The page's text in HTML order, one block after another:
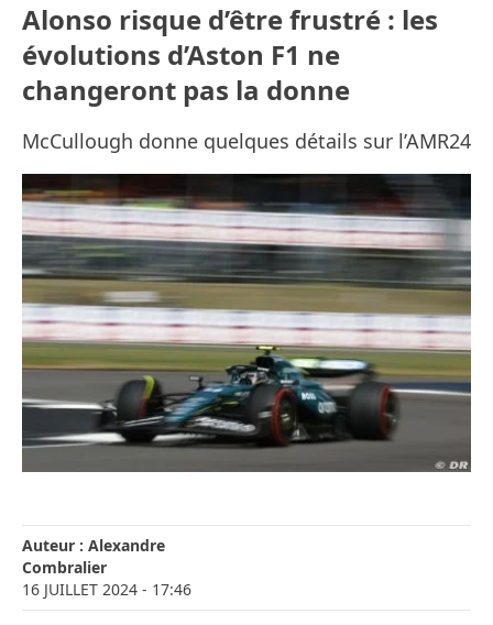
Alonso risque d’être frustré : les
évolutions d’Aston F1 ne
changeront pas la donne
McCullough donne quelques détails sur l’AMR24
Auteur : Alexandre
Combralier
16 JUILLET 2024 - 17:46